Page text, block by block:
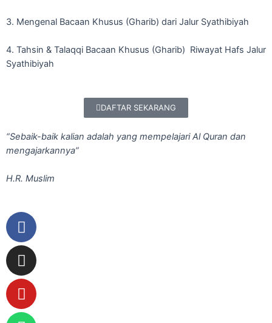
3. Mengenal Bacaan Khusus (Gharib) dari Jalur Syathibiyah
4. Tahsin & Talaqqi Bacaan Khusus (Gharib) Riwayat Hafs Jalur
Syathibiyah
DAFTAR SEKARANG
“Sebaik-baik kalian adalah yang mempelajari Al Quran dan
mengajarkannya”
H.R. Muslim